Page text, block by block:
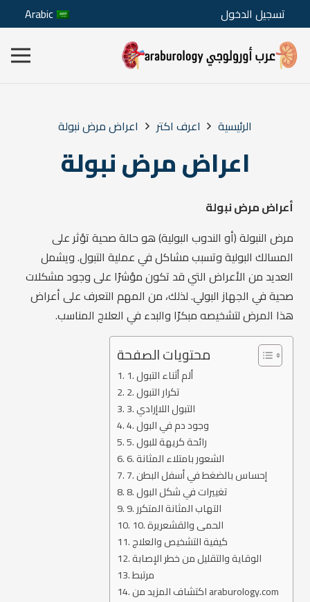
تسجيل الدخول Arabic
الرئيسية اعرف اكتر اعراض مرض نبولة
اعراض مرض نبولة
أعراض مرض نبولة
مرض النبولة (أو الندوب البولية) هو حالة صحية تؤثر على
المسالك البولية وتسبب مشاكل في عملية التبول. ويشمل
العديد من الأعراض التي قد تكون مؤشرًا على وجود مشكلات
صحية في الجهاز البولي. لذلك، من المهم التعرف على أعراض
هذا المرض لتشخيصه مبكرًا والبدء في العلاج المناسب.
محتويات الصفحة
1. ألم أثناء التبول
2. تكرار التبول
3. التبول اللاإرادي
4. وجود دم في البول
5. رائحة كريهة للبول
6. الشعور بامتلاء المثانة
7. إحساس بالضغط في أسفل البطن
8. تغييرات في شكل البول
9. التهاب المثانة المتكرر
10. الحمى والقشعريرة
كيفية التشخيص والعلاج
الوقاية والتقليل من خطر الإصابة
مرتبط
اكتشاف المزيد من araburology.com